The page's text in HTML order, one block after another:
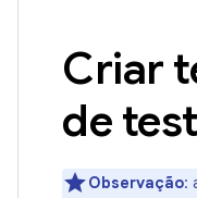
Criar
de
Observação: